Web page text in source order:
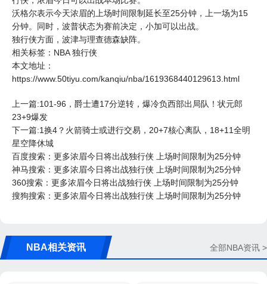
沃格尔表示今天浓眉的上场时间限制延长至25分钟，上一场为15
分钟。同时，波普状态为赛前决定，小加可以出战。
独行侠方面，波津与理查德森缺阵。
相关标签： NBA 独行侠
本文地址：
https://www.50tiyu.com/kanqiu/nba/1619368440129613.html
上一篇:101-96，爵士遭17分逆转，爆冷负西部出局队！状元郎
23+9爆发
下一篇:1换4？火箭骑士或进行交易，20+7核心离队，18+11全明
星空降休城
百度搜索：更多浓眉今日将出战独行侠 上场时间限制为25分钟
神马搜索：更多浓眉今日将出战独行侠 上场时间限制为25分钟
360搜索：更多浓眉今日将出战独行侠 上场时间限制为25分钟
搜狗搜索：更多浓眉今日将出战独行侠 上场时间限制为25分钟
NBA相关资讯 全部NBA资讯 >